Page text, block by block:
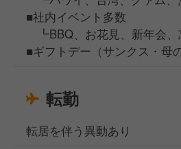
■社内イベント多数
┗BBQ、お花見、新年会、
■ギフトデー（サンクス・母
転勤
転居を伴う異動あり